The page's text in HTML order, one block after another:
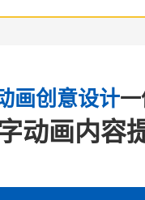
画创意设计
动画内容